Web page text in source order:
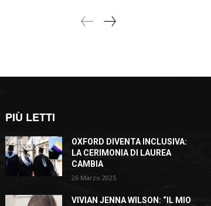
PIÙ LETTI
OXFORD DIVENTA INCLUSIVA:
LA CERIMONIA DI LAUREA
CAMBIA
26 Marzo 2025
VIVIAN JENNA WILSON: “IL MIO